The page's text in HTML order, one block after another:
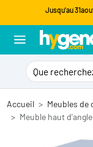
Jusqu'au
Accueil Meubles de
Meuble haut